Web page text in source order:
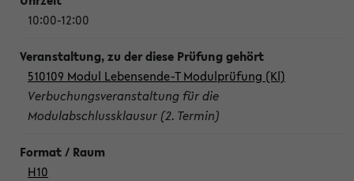
10:00-12:00
510109 Modul Lebensende-T Modulprüfung (Kl)
Verbuchungsveranstaltung für die
Modulabschlussklausur (2. Termin)
H10